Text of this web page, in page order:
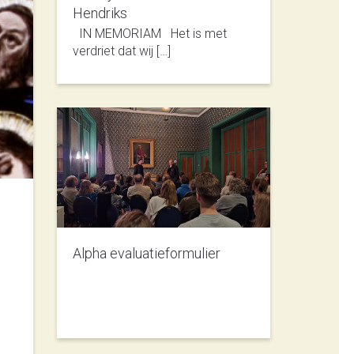
Hendriks
IN MEMORIAM Het is met
verdriet dat wij […]
Alpha evaluatieformulier